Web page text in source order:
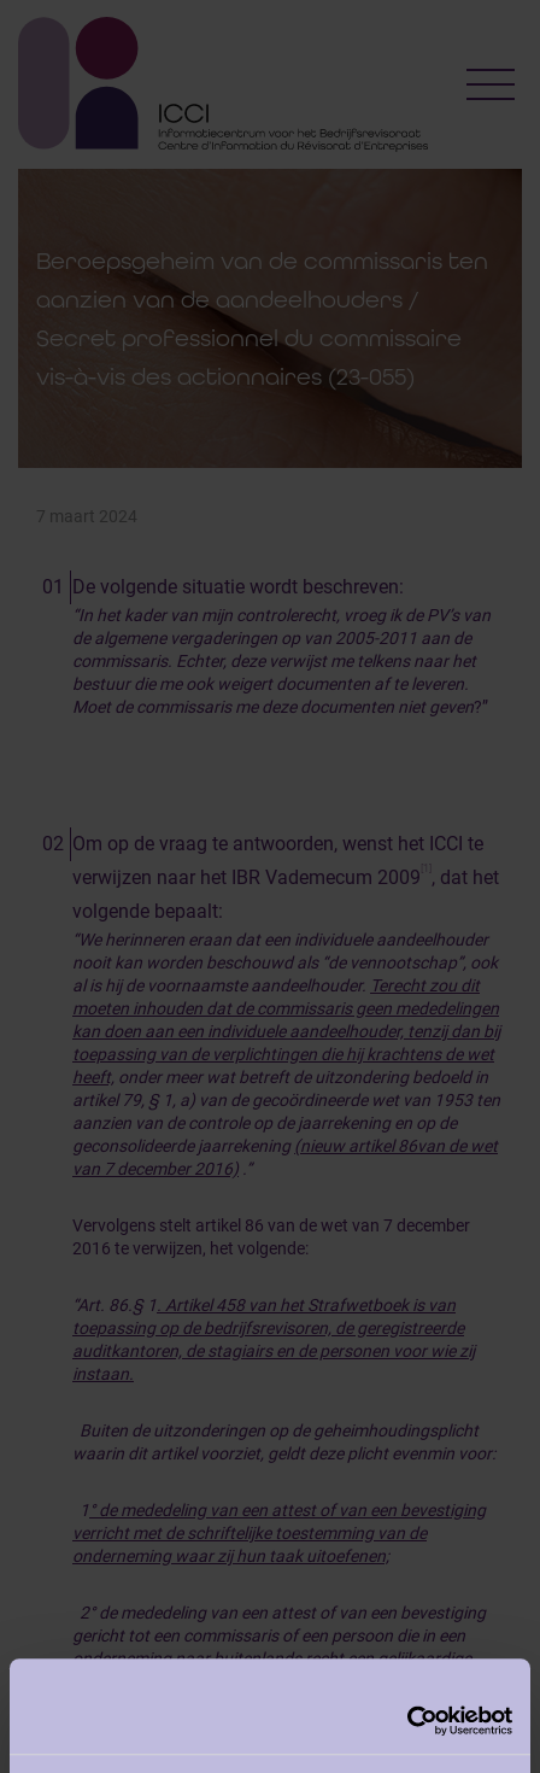
Beroepsgeheim van de commissaris ten
aanzien van de aandeelhouders /
Secret professionnel du commissaire
vis-à-vis des actionnaires (23-055)
7 maart 2024
De volgende situatie wordt beschreven:
“In het kader van mijn controlerecht, vroeg ik de PV’s van
de algemene vergaderingen op van 2005-2011 aan de
commissaris. Echter, deze verwijst me telkens naar het
bestuur die me ook weigert documenten af te leveren.
Moet de commissaris me deze documenten niet geven?”
Om op de vraag te antwoorden, wenst het ICCI te
verwijzen naar het IBR Vademecum 2009 , dat het
volgende bepaalt:
“We herinneren eraan dat een individuele aandeelhouder
nooit kan worden beschouwd als “de vennootschap”, ook
al is hij de voornaamste aandeelhouder. Terecht zou dit
moeten inhouden dat de commissaris geen mededelingen
kan doen aan een individuele aandeelhouder, tenzij dan bij
toepassing van de verplichtingen die hij krachtens de wet
heeft, onder meer wat betreft de uitzondering bedoeld in
artikel 79, § 1, a) van de gecoördineerde wet van 1953 ten
aanzien van de controle op de jaarrekening en op de
geconsolideerde jaarrekening (nieuw artikel 86van de wet
van 7 december 2016) .”
Vervolgens stelt artikel 86 van de wet van 7 december
2016 te verwijzen, het volgende:
“Art. 86.§ 1 . Artikel 458 van het Strafwetboek is van
toepassing op de bedrijfsrevisoren, de geregistreerde
auditkantoren, de stagiairs en de personen voor wie zij
instaan.
Buiten de uitzonderingen op de geheimhoudingsplicht
waarin dit artikel voorziet, geldt deze plicht evenmin voor:
1 ° de mededeling van een attest of van een bevestiging
verricht met de schriftelijke toestemming van de
onderneming waar zij hun taak uitoefenen;
2° de mededeling van een attest of van een bevestiging
gericht tot een commissaris of een persoon die in een
onderneming naar buitenlands recht een gelijkaardige
van de hun toevertrouwde controle over de jaarrekening
of de geconsolideerde jaarrekening van een onderneming;